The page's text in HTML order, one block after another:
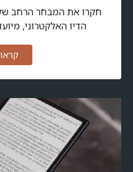
חקרו את המבחר הרחב של
הדיו האלקטרוני,